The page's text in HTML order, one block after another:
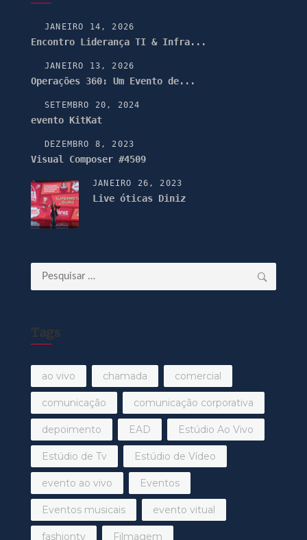
JANEIRO 14, 2026
Encontro Liderança TI & Infra...
JANEIRO 13, 2026
Operações 360: Um Evento de...
SETEMBRO 20, 2024
evento KitKat
DEZEMBRO 8, 2023
Visual Composer #4509
JANEIRO 26, 2023
Live óticas Diniz
Pesquisar
por:
Tags
ao vivo chamada comercial
comunicação comunicação corporativa
depoimento EAD Estúdio Ao Vivo
Estúdio de Tv Estúdio de Vídeo
evento ao vivo Eventos
Eventos musicais evento vitual
fashiontv Filmagem